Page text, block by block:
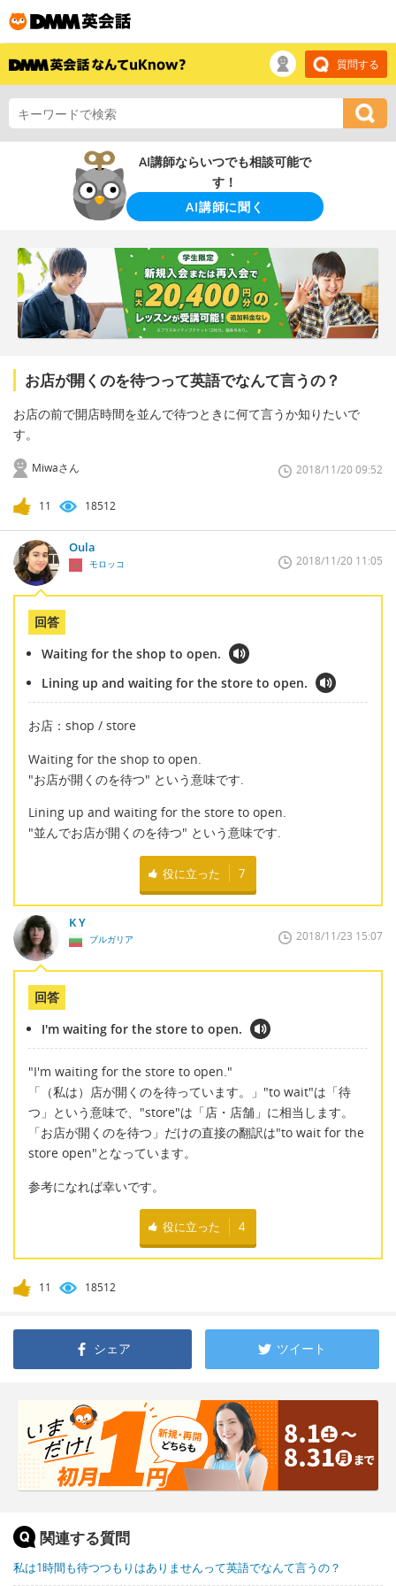
質問する
AI講師ならいつでも相談可能で
す！
AI講師に聞く
お店が開くのを待つって英語でなんて言うの？
お店の前で開店時間を並んで待つときに何て言うか知りたいで
す。
Miwaさん 2018/11/20 09:52
11 18512
Oula
モロッコ 2018/11/20 11:05
回答
Waiting for the shop to open.
Lining up and waiting for the store to open.
お店：shop / store
Waiting for the shop to open.
"お店が開くのを待つ" という意味です.
Lining up and waiting for the store to open.
"並んでお店が開くのを待つ" という意味です.
役に立った 7
K Y
ブルガリア 2018/11/23 15:07
回答
I'm waiting for the store to open.
"I'm waiting for the store to open."
「（私は）店が開くのを待っています。」"to wait"は「待
つ」という意味で、"store"は「店・店舗」に相当します。
「お店が開くのを待つ」だけの直接の翻訳は"to wait for the
store open"となっています。
参考になれば幸いです。
役に立った 4
11 18512
シェア ツイート
関連する質問
私は1時間も待つつもりはありませんって英語でなんて言うの？